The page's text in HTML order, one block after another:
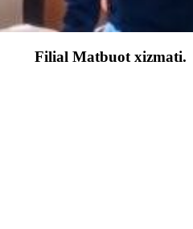
Filial Matbuot xizmati.